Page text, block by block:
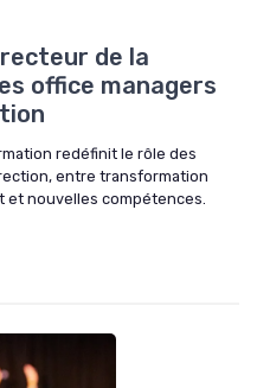
de la
office managers
redéfinit le rôle des
entre transformation
et nouvelles compétences.